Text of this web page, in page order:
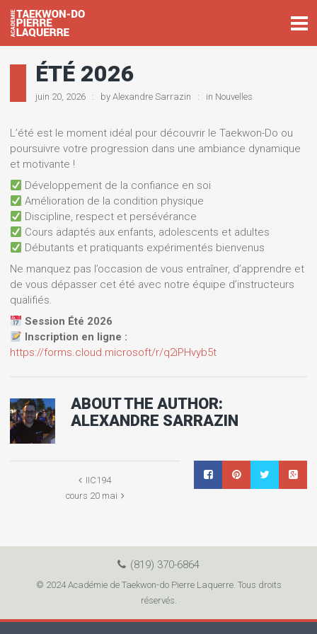
ÉTÉ 2026
juin 20, 2026 by Alexandre Sarrazin in Nouvelles
L’été est le moment idéal pour découvrir le Taekwon-Do ou
poursuivre votre progression dans une ambiance dynamique
et motivante !
Développement de la confiance en soi
Amélioration de la condition physique
Discipline, respect et persévérance
Cours adaptés aux enfants, adolescents et adultes
Débutants et pratiquants expérimentés bienvenus
Ne manquez pas l’occasion de vous entraîner, d’apprendre et
de vous dépasser cet été avec notre équipe d’instructeurs
qualifiés.
Session Été 2026
Inscription en ligne :
https://forms.cloud.microsoft/r/q2iPHvyb5t
ABOUT THE AUTHOR:
ALEXANDRE SARRAZIN
IIC194
cours 20 mai
(819) 370-6864
© 2024 Académie de Taekwon-do Pierre Laquerre. Tous droits
réservés.